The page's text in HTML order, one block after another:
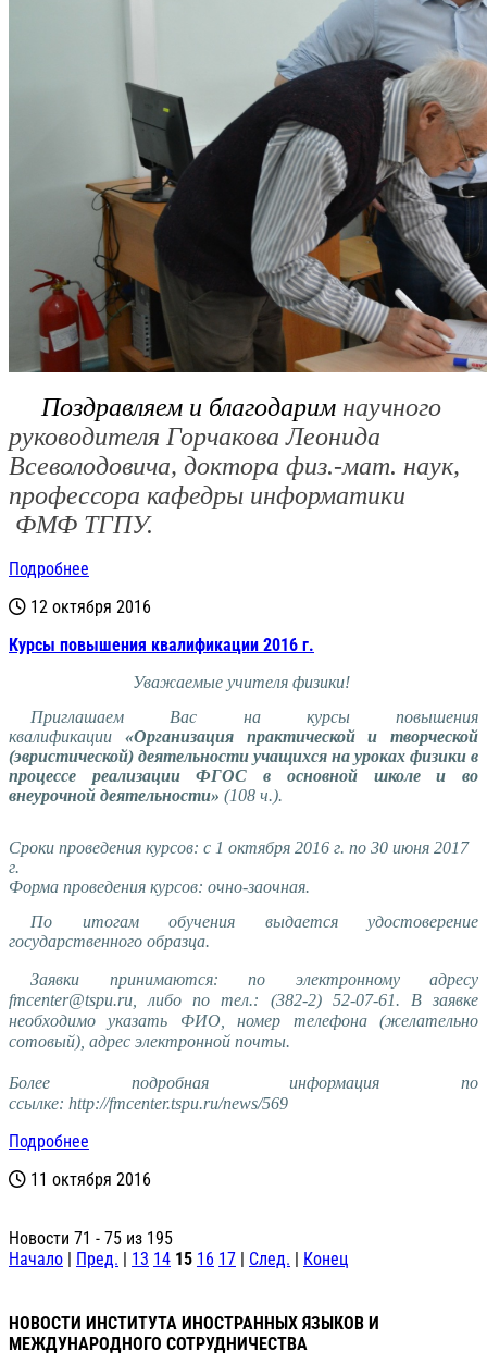
Поздравляем и благодарим научного
руководителя Горчакова Леонида
Всеволодовича, доктора физ.-мат. наук,
профессора кафедры информатики
ФМФ ТГПУ.
Подробнее
12 октября 2016
Курсы повышения квалификации 2016 г.
Уважаемые учителя физики!
Приглашаем Вас на курсы повышения
квалификации «Организация практической и творческой
(эвристической) деятельности учащихся на уроках физики в
процессе реализации ФГОС в основной школе и во
внеурочной деятельности» (108 ч.).
Сроки проведения курсов: с 1 октября 2016 г. по 30 июня 2017
г.
Форма проведения курсов: очно-заочная.
По итогам обучения выдается удостоверение
государственного образца.
Заявки принимаются: по электронному адресу
fmcenter@tspu.ru, либо по тел.: (382-2) 52-07-61. В заявке
необходимо указать ФИО, номер телефона (желательно
сотовый), адрес электронной почты.
Более подробная информация по
ссылке: http://fmcenter.tspu.ru/news/569
Подробнее
11 октября 2016
Новости 71 - 75 из 195
Начало | Пред. | 13 14 15 16 17 | След. | Конец
НОВОСТИ ИНСТИТУТА ИНОСТРАННЫХ ЯЗЫКОВ И
МЕЖДУНАРОДНОГО СОТРУДНИЧЕСТВА